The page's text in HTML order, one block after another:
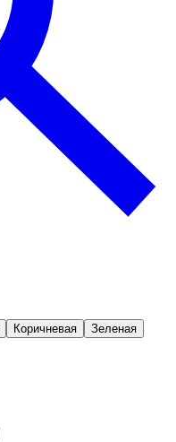
Коричневая Зеленая